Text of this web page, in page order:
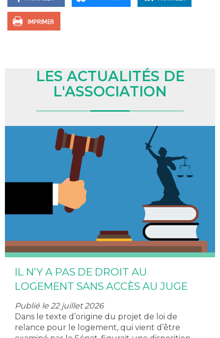
LES ACTUALITÉS DE
L'ASSOCIATION
IL N’Y A PAS DE DROIT AU
LOGEMENT SANS ACCÈS AU JUGE
Publié le 22 juillet 2026
Dans le texte d’origine du projet de loi de
relance pour le logement, qui vient d’être